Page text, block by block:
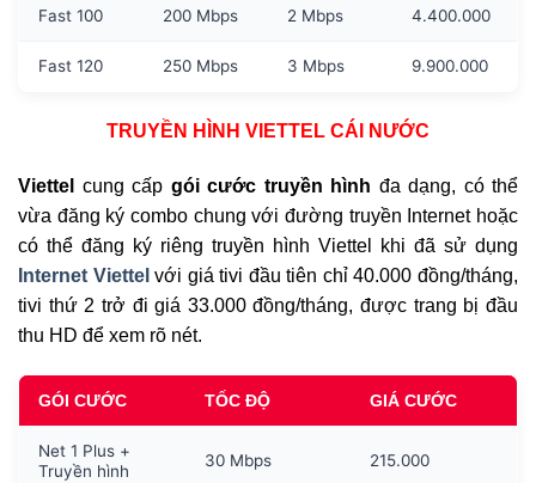
Fast 100 200 Mbps 2 Mbps 4.400.000
Fast 120 250 Mbps 3 Mbps 9.900.000
TRUYỀN HÌNH VIETTEL CÁI NƯỚC
Viettel cung cấp gói cước truyền hình đa dạng, có thể
vừa đăng ký combo chung với đường truyền Internet hoặc
có thể đăng ký riêng truyền hình Viettel khi đã sử dụng
Internet Viettel với giá tivi đầu tiên chỉ 40.000 đồng/tháng,
tivi thứ 2 trở đi giá 33.000 đồng/tháng, được trang bị đầu
thu HD để xem rõ nét.
GÓI CƯỚC TỐC ĐỘ GIÁ CƯỚC
Net 1 Plus +
Truyền hình
30 Mbps 215.000